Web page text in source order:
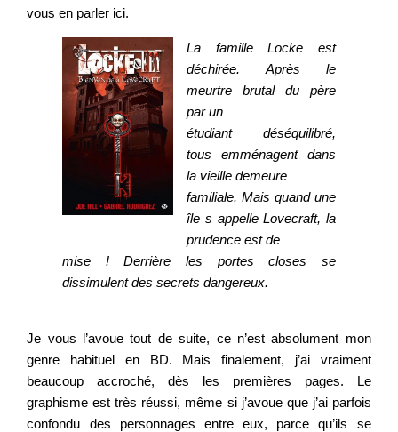
vous en parler ici.
La famille Locke est
déchirée. Après le
meurtre brutal du père
par un
étudiant déséquilibré,
tous emménagent dans
la vieille demeure
familiale. Mais quand une
île s appelle Lovecraft, la
prudence est de
mise ! Derrière les portes closes se
dissimulent des secrets dangereux.
Je vous l’avoue tout de suite, ce n’est absolument mon
genre habituel en BD. Mais finalement, j’ai vraiment
beaucoup accroché, dès les premières pages. Le
graphisme est très réussi, même si j’avoue que j’ai parfois
confondu des personnages entre eux, parce qu’ils se